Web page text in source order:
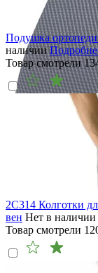
Подушка
наличии
Товар смотрели
2C314 Колготки
вен Нет в наличии
Товар смотрели